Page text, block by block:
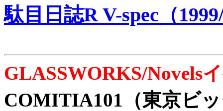
駄目日誌R V-spec（
GLASSWORKS/Novels
COMITIA101（東京ビ